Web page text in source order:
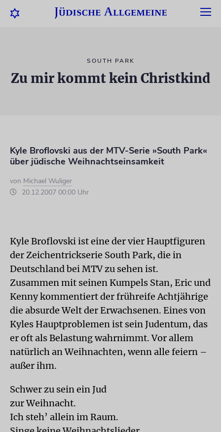
SOUTH PARK
Zu mir kommt kein Christkind
Kyle Broflovski aus der MTV-Serie »South Park«
über jüdische Weihnachtseinsamkeit
von Michael Wuliger
20.12.2007 00:00 Uhr
Kyle Broflovski ist eine der vier Hauptfiguren
der Zeichentrickserie South Park, die in
Deutschland bei MTV zu sehen ist.
Zusammen mit seinen Kumpels Stan, Eric und
Kenny kommentiert der frühreife Achtjährige
die absurde Welt der Erwachsenen. Eines von
Kyles Hauptproblemen ist sein Judentum, das
er oft als Belastung wahrnimmt. Vor allem
natürlich an Weihnachten, wenn alle feiern –
außer ihm.
Schwer zu sein ein Jud
zur Weihnacht.
Ich steh’ allein im Raum.